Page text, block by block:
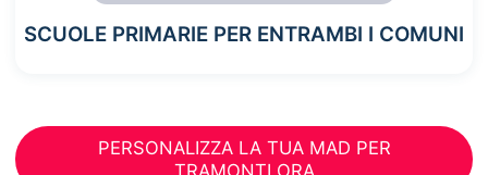
SCUOLE PRIMARIE PER ENTRAMBI I COMUNI
PERSONALIZZA LA TUA MAD PER
TRAMONTI ORA